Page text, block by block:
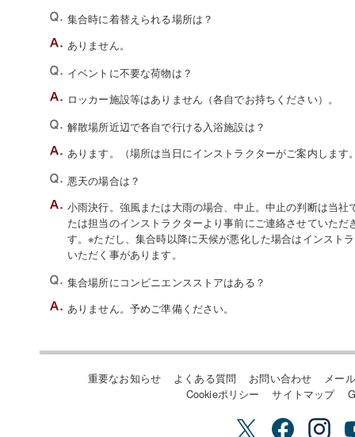
集合時に着替えられる場所は？
ありません。
イベントに不要な荷物は？
ロッカー施設等はありません（各自でお持ちください）。
解散場所近辺で各自で行ける入浴施設は？
あります。（場所は当日にインストラクターがご案内します
悪天の場合は？
小雨決行。強風または大雨の場合、中止。中止の判断は当
たは担当のインストラクターより事前にご連絡させていた
す。※ただし、集合時以降に天候が悪化した場合はインスト
いただく事があります。
集合場所にコンビニエンスストアはある？
ありません。予めご準備ください。
重要なお知らせ よくある質問 お問い合わせ
メー
Cookieポリシー
サイトマップ